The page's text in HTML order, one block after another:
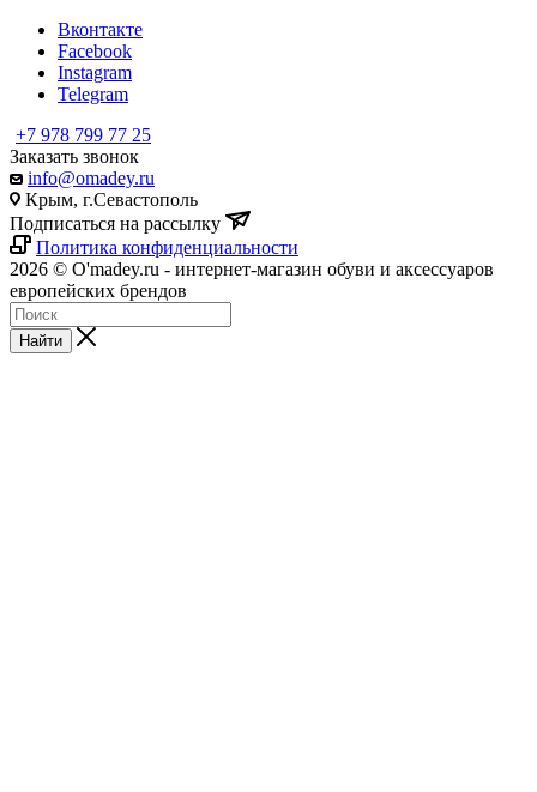
Вконтакте
Facebook
Instagram
Telegram
+7 978 799 77 25
Заказать звонок
info@omadey.ru
Крым, г.Севастополь
Подписаться на рассылку
Политика конфиденциальности
2026 © O'madey.ru - интернет-магазин обуви и аксессуаров
европейских брендов
Найти